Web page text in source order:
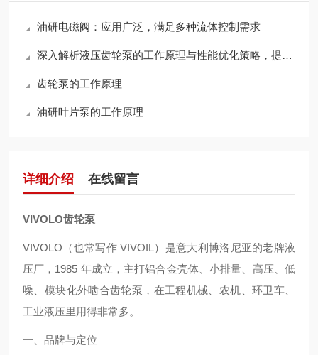
油研电磁阀：应用广泛，满足多种流体控制需求
深入解析液压齿轮泵的工作原理与性能优化策略，提升液压系统效率
齿轮泵的工作原理
油研叶片泵的工作原理
详细介绍 在线留言
VIVOLO齿轮泵
VIVOLO（也常写作 VIVOIL）是意大利博洛尼亚的老牌液
压厂，1985 年成立，主打铝合金壳体、小排量、高压、低
噪、模块化外啮合齿轮泵，在工程机械、农机、环卫车、
工业液压里用得非常多。
一、品牌与定位